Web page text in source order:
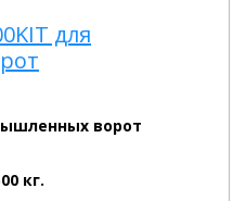
для
ворот
кг.